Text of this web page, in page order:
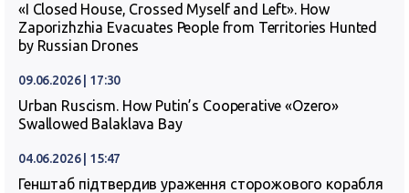
«I Closed House, Crossed Myself and Left». How
Zaporizhzhia Evacuates People from Territories Hunted
by Russian Drones
09.06.2026 | 17:30
Urban Ruscism. How Putin’s Cooperative «Ozero»
Swallowed Balaklava Bay
04.06.2026 | 15:47
Генштаб підтвердив ураження сторожового корабля